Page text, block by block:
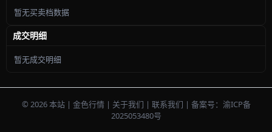
暂无买卖档数据
成交明细
暂无成交明细
© 2026 本站 | 金色行情 | 关于我们 | 联系我们 | 备案号：渝ICP备
2025053480号